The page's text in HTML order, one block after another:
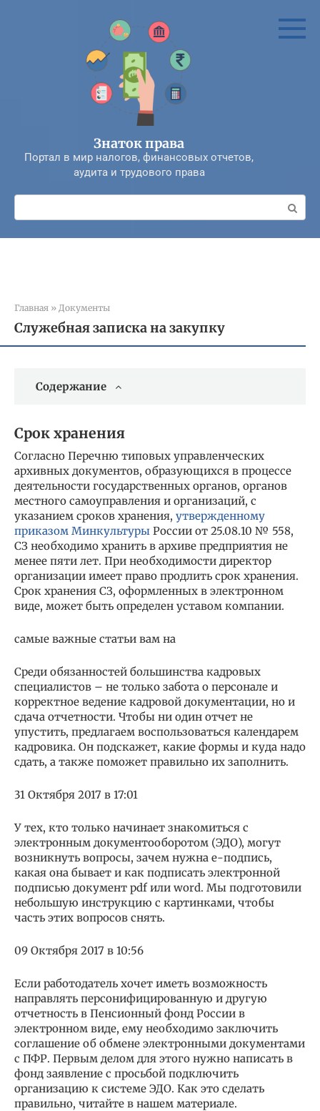
Знаток права
Портал в мир налогов, финансовых отчетов,
аудита и трудового права
Поиск:
Главная » Документы
Служебная записка на закупку
Содержание
Срок хранения
Согласно Перечню типовых управленческих
архивных документов, образующихся в процессе
деятельности государственных органов, органов
местного самоуправления и организаций, с
указанием сроков хранения, утвержденному
приказом Минкультуры России от 25.08.10 № 558,
СЗ необходимо хранить в архиве предприятия не
менее пяти лет. При необходимости директор
организации имеет право продлить срок хранения.
Срок хранения СЗ, оформленных в электронном
виде, может быть определен уставом компании.
самые важные статьи вам на
Среди обязанностей большинства кадровых
специалистов – не только забота о персонале и
корректное ведение кадровой документации, но и
сдача отчетности. Чтобы ни один отчет не
упустить, предлагаем воспользоваться календарем
кадровика. Он подскажет, какие формы и куда надо
сдать, а также поможет правильно их заполнить.
31 Октября 2017 в 17:01
У тех, кто только начинает знакомиться с
электронным документооборотом (ЭДО), могут
возникнуть вопросы, зачем нужна е-подпись,
какая она бывает и как подписать электронной
подписью документ pdf или word. Мы подготовили
небольшую инструкцию с картинками, чтобы
часть этих вопросов снять.
09 Октября 2017 в 10:56
Если работодатель хочет иметь возможность
направлять персонифицированную и другую
отчетность в Пенсионный фонд России в
электронном виде, ему необходимо заключить
соглашение об обмене электронными документами
с ПФР. Первым делом для этого нужно написать в
фонд заявление с просьбой подключить
организацию к системе ЭДО. Как это сделать
правильно, читайте в нашем материале.